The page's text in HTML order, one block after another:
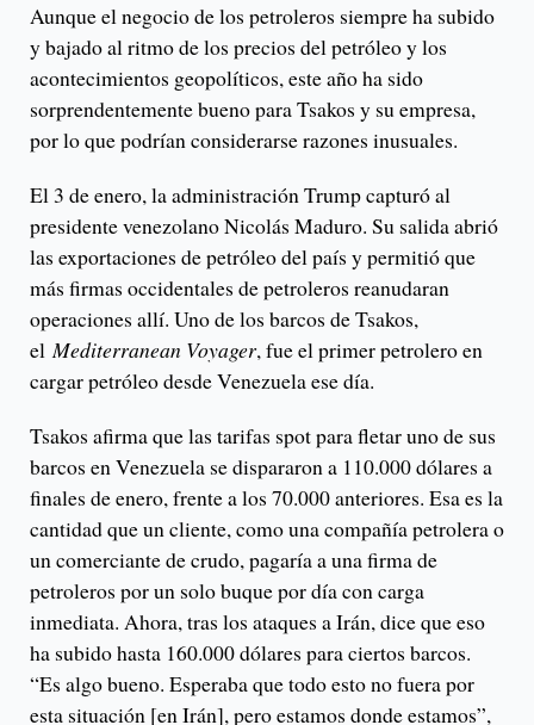
Aunque el negocio de los petroleros siempre ha subido
y bajado al ritmo de los precios del petróleo y los
acontecimientos geopolíticos, este año ha sido
sorprendentemente bueno para Tsakos y su empresa,
por lo que podrían considerarse razones inusuales.
El 3 de enero, la administración Trump capturó al
presidente venezolano Nicolás Maduro. Su salida abrió
las exportaciones de petróleo del país y permitió que
más firmas occidentales de petroleros reanudaran
operaciones allí. Uno de los barcos de Tsakos,
elMediterranean Voyager, fue el primer petrolero en
cargar petróleo desde Venezuela ese día.
Tsakos afirma que las tarifas spot para fletar uno de sus
barcos en Venezuela se dispararon a 110.000 dólares a
finales de enero, frente a los 70.000 anteriores. Esa es la
cantidad que un cliente, como una compañía petrolera o
un comerciante de crudo, pagaría a una firma de
petroleros por un solo buque por día con carga
inmediata. Ahora, tras los ataques a Irán, dice que eso
ha subido hasta 160.000 dólares para ciertos barcos.
“Es algo bueno. Esperaba que todo esto no fuera por
esta situación [en Irán], pero estamos donde estamos”,